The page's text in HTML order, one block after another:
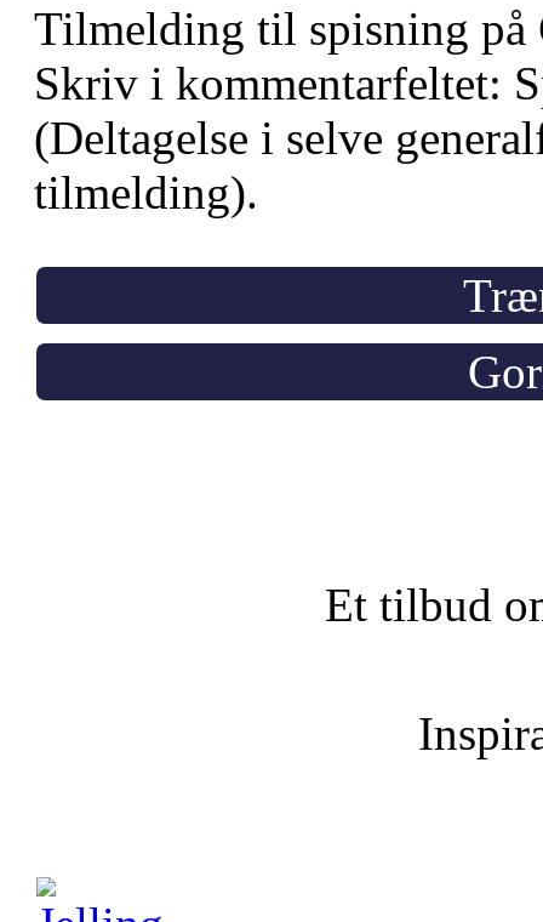
Tilmelding til spisning på
Skriv i kommentarfeltet:
(Deltagelse i selve
tilmelding).
Et tilbud